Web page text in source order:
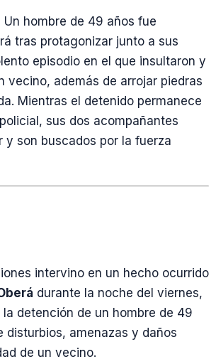
Un hombre de 49 años fue
tras protagonizar junto a sus
episodio en el que insultaron y
vecino, además de arrojar piedras
Mientras el detenido permanece
sus dos acompañantes
y son buscados por la fuerza
intervino en un hecho ocurrido
durante la noche del viernes,
detención de un hombre de 49
disturbios, amenazas y daños
de un vecino.